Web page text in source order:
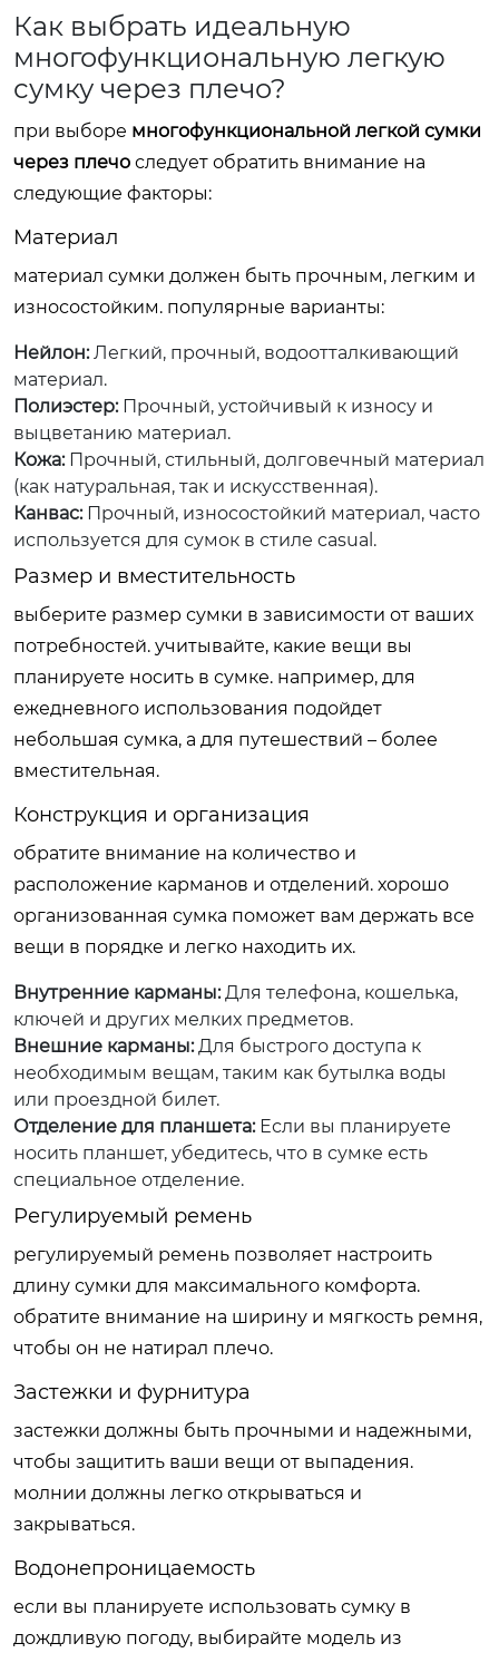
Как выбрать идеальную
многофункциональную легкую
сумку через плечо?
при выборе многофункциональной легкой сумки
через плечо следует обратить внимание на
следующие факторы:
Материал
материал сумки должен быть прочным, легким и
износостойким. популярные варианты:
Нейлон:Легкий, прочный, водоотталкивающий
материал.
Полиэстер:Прочный, устойчивый к износу и
выцветанию материал.
Кожа:Прочный, стильный, долговечный материал
(как натуральная, так и искусственная).
Канвас:Прочный, износостойкий материал, часто
используется для сумок в стиле casual.
Размер и вместительность
выберите размер сумки в зависимости от ваших
потребностей. учитывайте, какие вещи вы
планируете носить в сумке. например, для
ежедневного использования подойдет
небольшая сумка, а для путешествий – более
вместительная.
Конструкция и организация
обратите внимание на количество и
расположение карманов и отделений. хорошо
организованная сумка поможет вам держать все
вещи в порядке и легко находить их.
Внутренние карманы:Для телефона, кошелька,
ключей и других мелких предметов.
Внешние карманы:Для быстрого доступа к
необходимым вещам, таким как бутылка воды
или проездной билет.
Отделение для планшета:Если вы планируете
носить планшет, убедитесь, что в сумке есть
специальное отделение.
Регулируемый ремень
регулируемый ремень позволяет настроить
длину сумки для максимального комфорта.
обратите внимание на ширину и мягкость ремня,
чтобы он не натирал плечо.
Застежки и фурнитура
застежки должны быть прочными и надежными,
чтобы защитить ваши вещи от выпадения.
молнии должны легко открываться и
закрываться.
Водонепроницаемость
если вы планируете использовать сумку в
дождливую погоду, выбирайте модель из